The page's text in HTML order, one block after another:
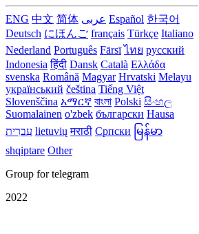
ENG 中文 简体 عربى Español 한국어
Deutsch にほんご français Türkçe Italiano
Nederland Português Fārsī‎ ไทย русский
Indonesia हिंदी Dansk‎ Català Ελλάδα
svenska Română Magyar Hrvatski Melayu
український čeština Tiếng Việt
Slovenščina አማርኛ বাংলা Polski සිංහල
Suomalainen o'zbek български Hausa
עִברִית lietuvių मराठी Српски မြန်မာ
shqiptare Other
Group for telegram
2022